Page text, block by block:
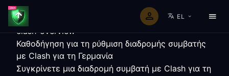
EL
clash-overview
Καθοδήγηση για τη ρύθμιση διαδρομής συμβατής
με Clash για τη Γερμανία
Συγκρίνετε μια διαδρομή συμβατή με Clash για τη